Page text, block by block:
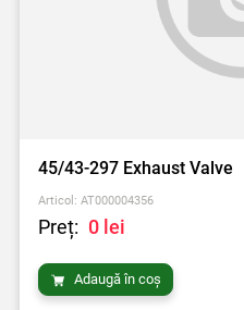
45/43-297 Exhaust Valve
Articol: AT000004356
Preț: 0 lei
Adaugă în coș